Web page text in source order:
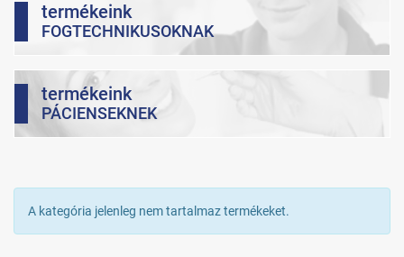
termékeink
FOGTECHNIKUSOKNAK
termékeink
PÁCIENSEKNEK
A kategória jelenleg nem tartalmaz termékeket.